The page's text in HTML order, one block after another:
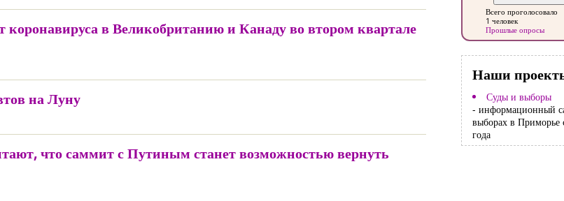
в Великобританию и Канаду во втором квартале
на Луну
что саммит с Путиным станет возможностью вернуть
Всего проголосовало
1 человек
Прошлые опросы
Наши
Суды и выборы
- информационный
выборах в Приморье
года